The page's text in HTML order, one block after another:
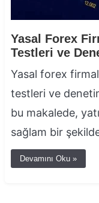
Yasal Forex
Testleri ve
Yasal forex
testleri ve
bu makalede,
sağlam bir
Devamını Oku »